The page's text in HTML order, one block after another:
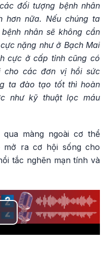
đối tượng bệnh nhân
hơn nữa. Nếu chúng ta
nhân sẽ không cần
nặng như ở Bạch Mai
cực ở cấp tỉnh cũng có
cho các đơn vị hồi sức
ta đào tạo tốt thì hoàn
như kỹ thuật lọc máu
màng ngoài cơ thể
mở ra cơ hội sống cho
tắc nghẽn mạn tính và